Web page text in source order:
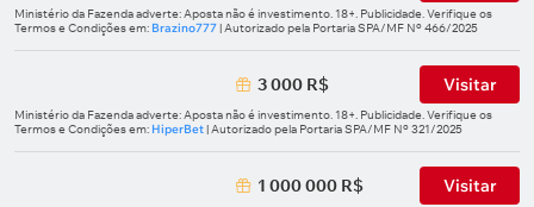
Ministério da Fazenda adverte: Aposta não é investimento. 18+. Publicidade. Verifique os
Termos e Condições em: Brazino777| Autorizado pela Portaria SPA/MF Nº 466/2025
3 000 R$ Visitar
Ministério da Fazenda adverte: Aposta não é investimento. 18+. Publicidade. Verifique os
Termos e Condições em: HiperBet| Autorizado pela Portaria SPA/MF Nº 321/2025
1 000 000 R$ Visitar